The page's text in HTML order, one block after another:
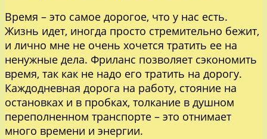
Время – это самое дорогое, что у нас есть.
Жизнь идет, иногда просто стремительно бежит,
и лично мне не очень хочется тратить ее на
ненужные дела. Фриланс позволяет сэкономить
время, так как не надо его тратить на дорогу.
Каждодневная дорога на работу, стояние на
остановках и в пробках, толкание в душном
переполненном транспорте – это отнимает
много времени и энергии.